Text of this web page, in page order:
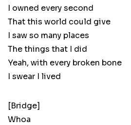
I owned every second
That this world could give
I saw so many places
The things that I did
Yeah, with every broken bone
I swear I lived
[Bridge]
Whoa